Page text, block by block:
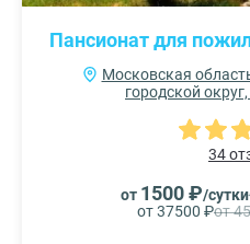
Пансионат для
Московская
городской
34
от 1500 ₽/сутки
от 37500 ₽от